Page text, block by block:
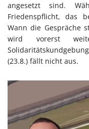
angesetzt sind.
Friedenspflicht, das
Wann die Gespräche
wird vorerst
(23.8.) fällt nicht aus.